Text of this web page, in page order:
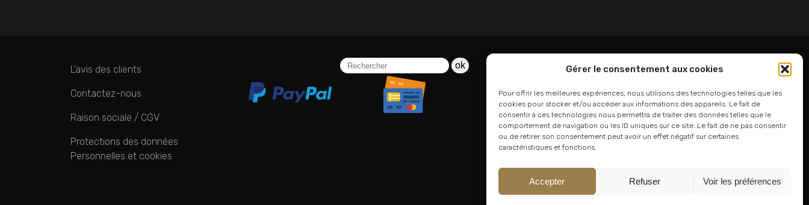
Gérer le consentement aux cookies
Pour offrir les meilleures expériences, nous utilisons des technologies telles que les
cookies pour stocker et/ou accéder aux informations des appareils. Le fait de
consentir à ces technologies nous permettra de traiter des données telles que le
comportement de navigation ou les ID uniques sur ce site. Le fait de ne pas consentir
ou de retirer son consentement peut avoir un effet négatif sur certaines
caractéristiques et fonctions.
Accepter Refuser Voir les préférences
L’avis des clients
Contactez-nous
Raison sociale / CGV
Protections des données
Personnelles et cookies
ok
06 24 94 44 05
01 75 33 00 85